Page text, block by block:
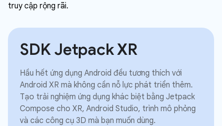
truy cập rộng rãi.
SDK Jetpack XR
Hầu hết ứng dụng Android đều tương thích với
Android XR mà không cần nỗ lực phát triển thêm.
Tạo trải nghiệm ứng dụng khác biệt bằng Jetpack
Compose cho XR, Android Studio, trình mô phỏng
và các công cụ 3D mà bạn muốn dùng.